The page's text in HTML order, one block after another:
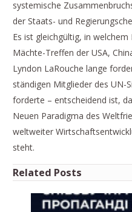
systemische
der Staats- und
Es ist gleichgültig, in
Mächte-Treffen der USA,
Lyndon LaRouche lange
ständigen Mitglieder des UN-
forderte – entscheidend ist,
Neuen Paradigma des
weltweiter
steht.
Related Posts